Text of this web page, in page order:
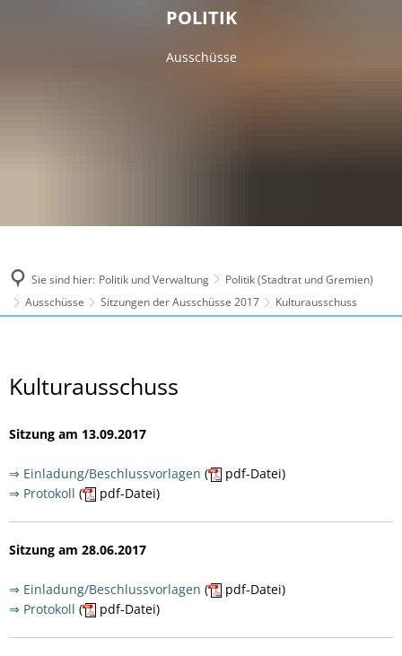
POLITIK
Ausschüsse
Sie sind hier: Politik und Verwaltung
Politik (Stadtrat und Gremien)
Ausschüsse
Sitzungen der Ausschüsse 2017 Kulturausschuss
Kulturausschuss
Kulturausschuss
Sitzung am 13.09.2017
⇒ Einladung/Beschlussvorlagen (
pdf-Datei)
⇒ Protokoll ( pdf-Datei)
Sitzung am 28.06.2017
⇒ Einladung/Beschlussvorlagen (
pdf-Datei)
⇒ Protokoll ( pdf-Datei)